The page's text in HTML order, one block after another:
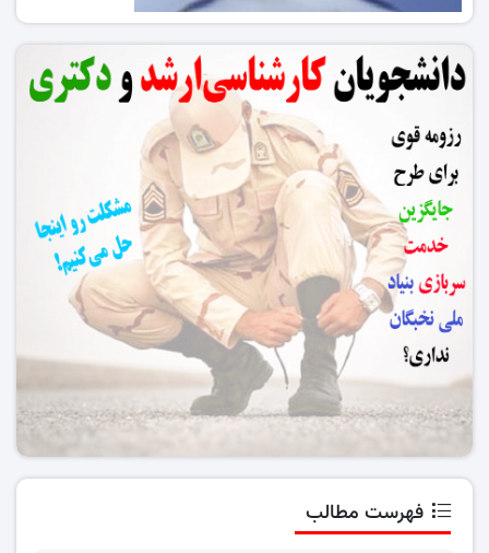
فهرست مطالب